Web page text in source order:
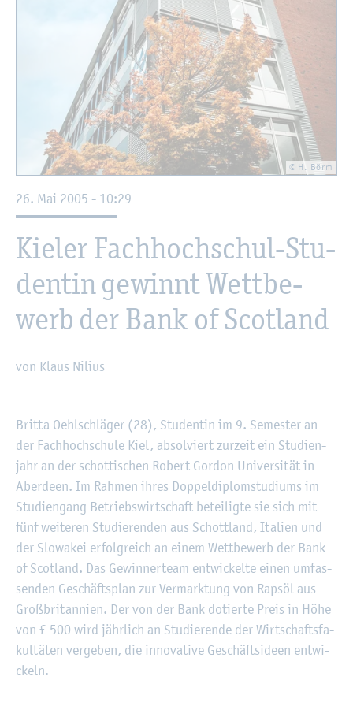
© H. Börm
26. Mai 2005 - 10:29
Kie­ler Fach­hoch­schul-Stu­
den­tin ge­winnt Wett­be­
werb der Bank of Scot­land
von Klaus Ni­li­us
Brit­ta Oehl­schlä­ger (28), Stu­den­tin im 9. Se­mes­ter an
der Fach­hoch­schu­le Kiel, ab­sol­viert zur­zeit ein Stu­di­en­
jahr an der schot­ti­schen Ro­bert Gor­don Uni­ver­si­tät in
Aber­de­en. Im Rah­men ihres Dop­pel­di­plom­stu­di­ums im
Stu­di­en­gang Be­triebs­wirt­schaft be­tei­lig­te sie sich mit
fünf wei­te­ren Stu­die­ren­den aus Schott­land, Ita­li­en und
der Slo­wa­kei er­folg­reich an einem Wett­be­werb der Bank
of Scot­land. Das Ge­win­ner­team ent­wi­ckel­te einen um­fas­
sen­den Ge­schäfts­plan zur Ver­mark­tung von Raps­öl aus
Großbri­tan­ni­en. Der von der Bank do­tier­te Preis in Höhe
von £ 500 wird jähr­lich an Stu­die­ren­de der Wirt­schafts­fa­
kul­tä­ten ver­ge­ben, die in­no­va­ti­ve Ge­schäfts­ide­en ent­wi­
ckeln.
©Fach­hoch­schu­le Kiel